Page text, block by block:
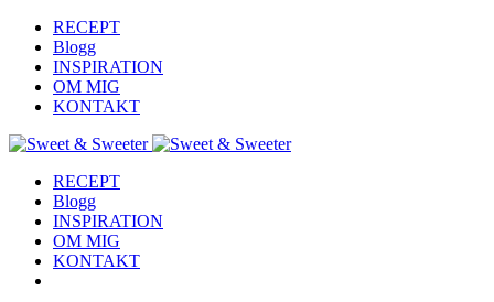
RECEPT
Blogg
INSPIRATION
OM MIG
KONTAKT
RECEPT
Blogg
INSPIRATION
OM MIG
KONTAKT